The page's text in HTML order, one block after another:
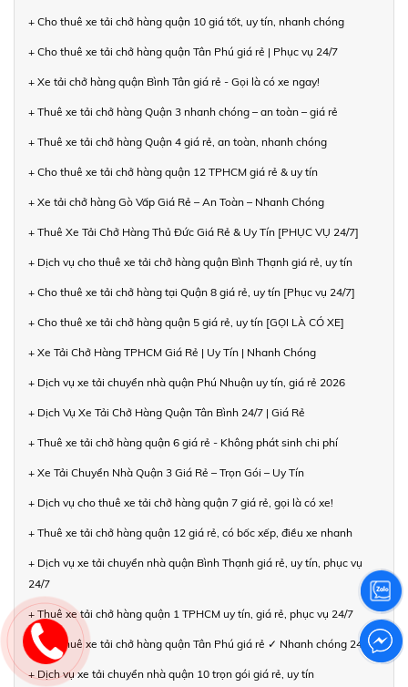
+ Cho thuê xe tải chở hàng quận 10 giá tốt, uy tín, nhanh chóng
+ Cho thuê xe tải chở hàng quận Tân Phú giá rẻ | Phục vụ 24/7
+ Xe tải chở hàng quận Bình Tân giá rẻ - Gọi là có xe ngay!
+ Thuê xe tải chở hàng Quận 3 nhanh chóng – an toàn – giá rẻ
+ Thuê xe tải chở hàng Quận 4 giá rẻ, an toàn, nhanh chóng
+ Cho thuê xe tải chở hàng quận 12 TPHCM giá rẻ & uy tín
+ Xe tải chở hàng Gò Vấp Giá Rẻ – An Toàn – Nhanh Chóng
+ Thuê Xe Tải Chở Hàng Thủ Đức Giá Rẻ & Uy Tín [PHỤC VỤ 24/7]
+ Dịch vụ cho thuê xe tải chở hàng quận Bình Thạnh giá rẻ, uy tín
+ Cho thuê xe tải chở hàng tại Quận 8 giá rẻ, uy tín [Phục vụ 24/7]
+ Cho thuê xe tải chở hàng quận 5 giá rẻ, uy tín [GỌI LÀ CÓ XE]
+ Xe Tải Chở Hàng TPHCM Giá Rẻ | Uy Tín | Nhanh Chóng
+ Dịch vụ xe tải chuyển nhà quận Phú Nhuận uy tín, giá rẻ 2026
+ Dịch Vụ Xe Tải Chở Hàng Quận Tân Bình 24/7 | Giá Rẻ
+ Thuê xe tải chở hàng quận 6 giá rẻ - Không phát sinh chi phí
+ Xe Tải Chuyển Nhà Quận 3 Giá Rẻ – Trọn Gói – Uy Tín
+ Dịch vụ cho thuê xe tải chở hàng quận 7 giá rẻ, gọi là có xe!
+ Thuê xe tải chở hàng quận 12 giá rẻ, có bốc xếp, điều xe nhanh
+ Dịch vụ xe tải chuyển nhà quận Bình Thạnh giá rẻ, uy tín, phục vụ
24/7
+ Thuê xe tải chở hàng quận 1 TPHCM uy tín, giá rẻ, phục vụ 24/7
+ Cho thuê xe tải chở hàng quận Tân Phú giá rẻ ✓ Nhanh chóng 24/7
+ Dịch vụ xe tải chuyển nhà quận 10 trọn gói giá rẻ, uy tín